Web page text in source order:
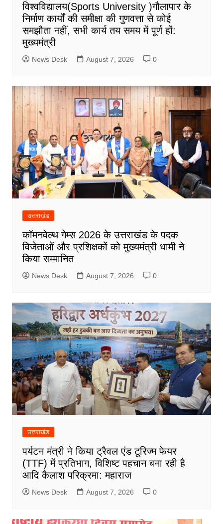
विश्वविद्यालय(Sports University )गौलापार के
निर्माण कार्यों की समीक्षा की गुणवत्ता से कोई
समझौता नहीं, सभी कार्य तय समय में पूर्ण हों:
मुख्यमंत्री
News Desk August 7, 2026 0
उत्तराखंड
कॉमनवेल्थ गेम्स 2026 के उत्तराखंड के पदक
विजेताओं और प्रशिक्षकों को मुख्यमंत्री धामी ने
किया सम्मानित
News Desk August 7, 2026 0
उत्तराखंड
पर्यटन मंत्री ने किया ट्रैवल एंड टूरिज्म फेयर
(TTF) में प्रतिभाग, विशिष्ट पहचान बना रही है
आदि कैलाश परिक्रमा: महाराज
News Desk August 7, 2026 0